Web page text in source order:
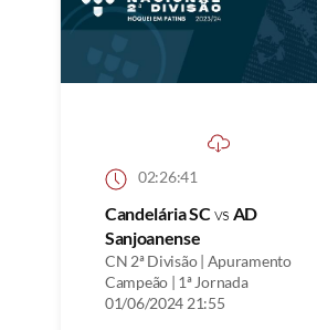
02:26:41
Candelária SCvs AD
Sanjoanense
CN 2ª Divisão | Apuramento
Campeão | 1ª Jornada
01/06/2024 21:55